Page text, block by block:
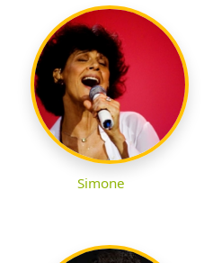
Simone